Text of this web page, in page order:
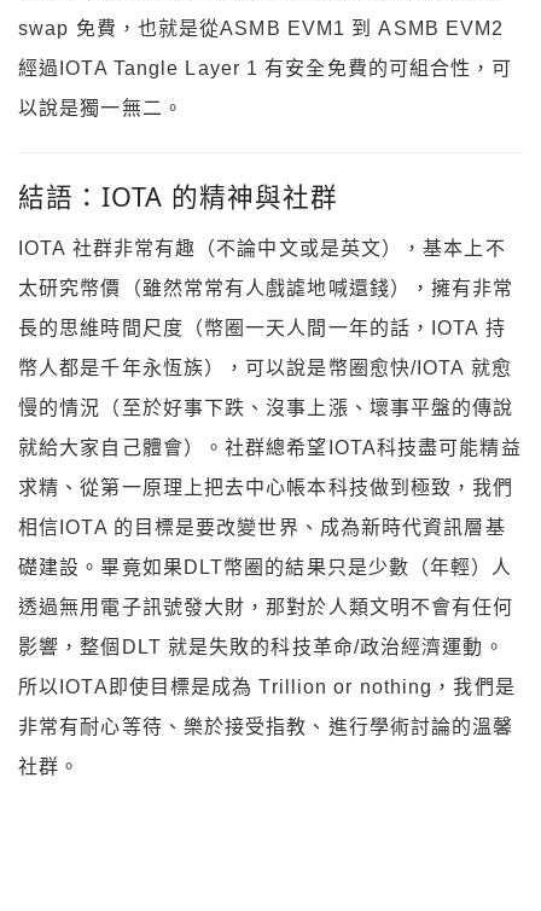
swap 免費，也就是從ASMB EVM1 到 ASMB EVM2
經過IOTA Tangle Layer 1 有安全免費的可組合性，可
以說是獨一無二。
結語：IOTA 的精神與社群
IOTA 社群非常有趣（不論中文或是英文），基本上不
太研究幣價（雖然常常有人戲謔地喊還錢），擁有非常
長的思維時間尺度（幣圈一天人間一年的話，IOTA 持
幣人都是千年永恆族），可以說是幣圈愈快/IOTA 就愈
慢的情況（至於好事下跌、沒事上漲、壞事平盤的傳說
就給大家自己體會）。社群總希望IOTA科技盡可能精益
求精、從第一原理上把去中心帳本科技做到極致，我們
相信IOTA 的目標是要改變世界、成為新時代資訊層基
礎建設。畢竟如果DLT幣圈的結果只是少數（年輕）人
透過無用電子訊號發大財，那對於人類文明不會有任何
影響，整個DLT 就是失敗的科技革命/政治經濟運動。
所以IOTA即使目標是成為 Trillion or nothing，我們是
非常有耐心等待、樂於接受指教、進行學術討論的溫馨
社群。